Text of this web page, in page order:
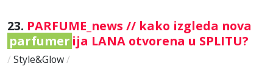
23. PARFUME_news // kako izgleda nova
parfumer ija LANA otvorena u SPLITU?
/ Style&Glow/